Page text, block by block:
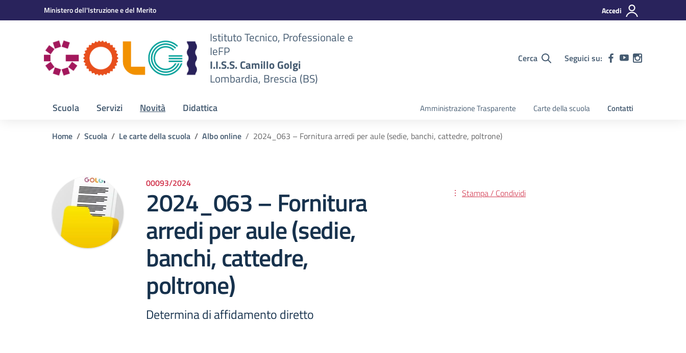
Vai ai contenuti
Vai al menu di navigazioneMinistero dell'Istruzione e del Merito Accedi
Istituto Tecnico, Professionale e
IeFP
I.I.S.S. Camillo Golgi
Lombardia, Brescia (BS)
Cerca Seguici su:
Scuola Servizi Novità Didattica Amministrazione Trasparente Carte della scuola Contatti
Home Scuola Le carte della scuola Albo online 2024_063 – Fornitura arredi per aule (sedie, banchi, cattedre, poltrone)
00093/2024
2024_063 – Fornitura
arredi per aule (sedie,
banchi, cattedre,
poltrone)
Determina di affidamento diretto
Stampa / Condividi